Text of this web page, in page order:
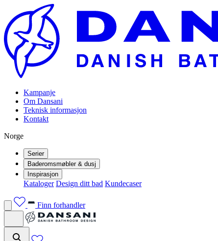
Kampanje
Om Dansani
Teknisk informasjon
Kontakt
Norge
Serier
Baderomsmøbler & dusj
Inspirasjon
Kataloger Design ditt bad Kundecaser
Finn forhandler